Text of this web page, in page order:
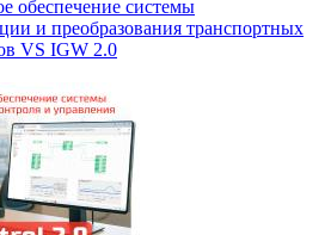
обеспечение системы
и преобразования транспортных
VS IGW 2.0